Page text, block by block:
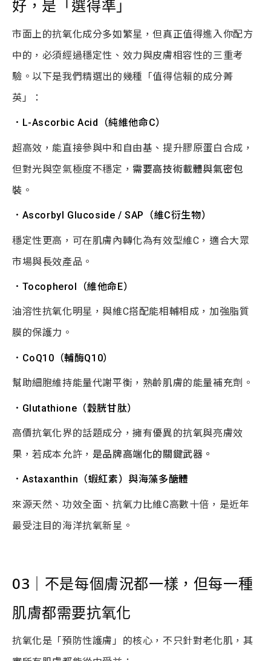
好，是「選得準」
市面上的抗氧化成分多如繁星，但真正值得進入你配方
中的，必須經過穩定性、效力與皮膚相容性的三重考
驗。以下是我們精選出的幾種「值得信賴的成分菁
英」：
．L-Ascorbic Acid （純維他命C）
超高效，能直接參與中和自由基、提升膠原蛋白合成，
但對光與空氣極度不穩定， 需要高技術載體與氣密包
裝 。
．Ascorbyl Glucoside / SAP （維C衍生物）
穩定性更高，可在肌膚內轉化為有效型維C，適合大眾
市場與長效產品。
．Tocopherol （維他命E）
油溶性抗氧化明星，與維C搭配能相輔相成，加強脂質
膜的保護力。
． CoQ10 （輔酶Q10）
幫助細胞維持能量代謝平衡，熟齡肌膚的能量補充劑。
．Glutathione （穀胱甘肽）
高價抗氧化界的話題成分，擁有優異的抗氧與亮膚效
果，若成本允許， 是品牌高端化的關鍵武器。
．Astaxanthin （蝦紅素）與海藻多醣體
來源天然、功效全面、抗氧力比維C高數十倍，是近年
最受注目的海洋抗氧新星。
03 ｜ 不是每個膚況都一樣，但每一種
肌膚都需要抗氧化
抗氧化是「預防性護膚」的核心，不只針對老化肌，其